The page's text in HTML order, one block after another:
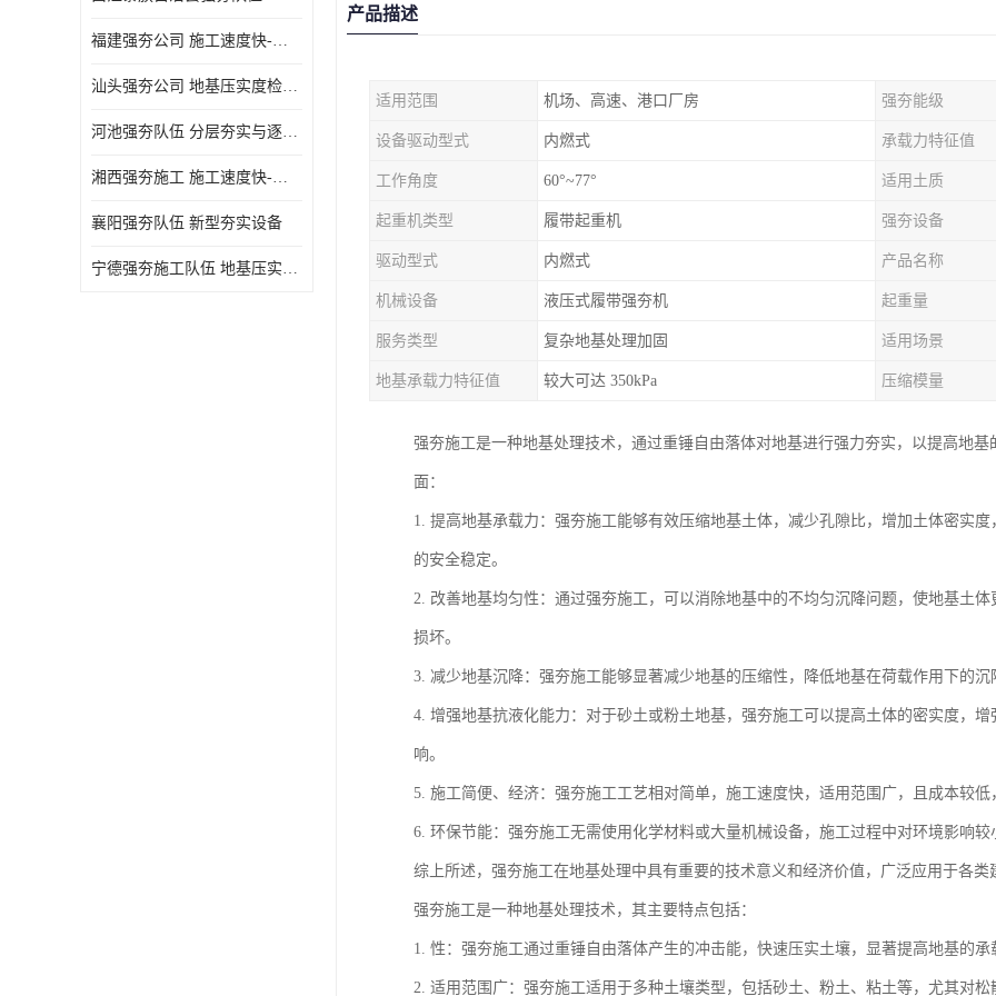
福建强夯公司 施工速度快-施耐用性强
汕头强夯公司 地基压实度检测方法与标准
河池强夯队伍 分层夯实与逐层检测技术
湘西强夯施工 施工速度快-施耐用性强
襄阳强夯队伍 新型夯实设备
宁德强夯施工队伍 地基压实度检测方法与标准
产品描述
适用范围 机场、高速、港口厂房 强夯能级
设备驱动型式 内燃式 承载力特征值
工作角度 60°~77° 适用土质
起重机类型 履带起重机 强夯设备
驱动型式 内燃式 产品名称
机械设备 液压式履带强夯机 起重量
服务类型 复杂地基处理加固 适用场景
地基承载力特征值 较大可达 350kPa 压缩模量
强夯施工是一种地基处理技术，通过重锤自由落体对地基进行强力夯实，以提高地
面：
1. 提高地基承载力：强夯施工能够有效压缩地基土体，减少孔隙比，增加土体密实
的安全稳定。
2. 改善地基均匀性：通过强夯施工，可以消除地基中的不均匀沉降问题，使地基土
损坏。
3. 减少地基沉降：强夯施工能够显著减少地基的压缩性，降低地基在荷载作用下的
4. 增强地基抗液化能力：对于砂土或粉土地基，强夯施工可以提高土体的密实度，
响。
5. 施工简便、经济：强夯施工工艺相对简单，施工速度快，适用范围广，且成本较
6. 环保节能：强夯施工无需使用化学材料或大量机械设备，施工过程中对环境影响
综上所述，强夯施工在地基处理中具有重要的技术意义和经济价值，广泛应用于各类
强夯施工是一种地基处理技术，其主要特点包括：
1. 性：强夯施工通过重锤自由落体产生的冲击能，快速压实土壤，显著提高地基的
2. 适用范围广：强夯施工适用于多种土壤类型，包括砂土、粉土、粘土等，尤其对